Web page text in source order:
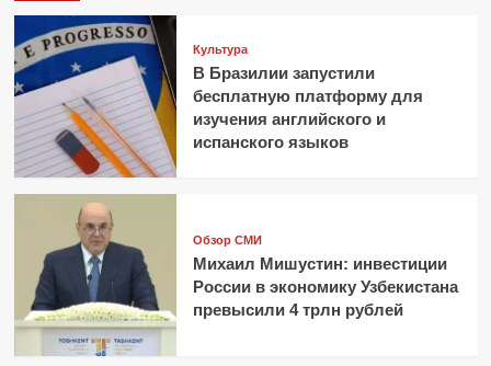
Культура
В Бразилии запустили
бесплатную платформу для
изучения английского и
испанского языков
Обзор СМИ
Михаил Мишустин: инвестиции
России в экономику Узбекистана
превысили 4 трлн рублей